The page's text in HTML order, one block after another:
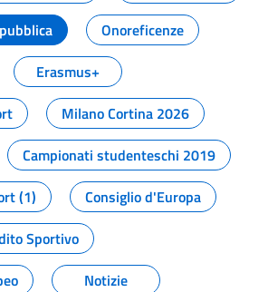
Onoreficenze
Erasmus+
Milano Cortina 2026
Campionati studenteschi 2019
(1)
Consiglio d'Europa
Sportivo
Notizie